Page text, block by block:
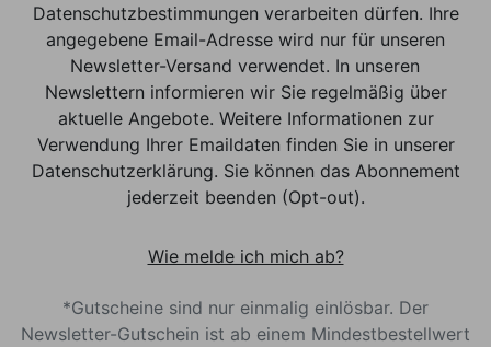
Datenschutzbestimmungen verarbeiten dürfen. Ihre
angegebene Email-Adresse wird nur für unseren
Newsletter-Versand verwendet. In unseren
Newslettern informieren wir Sie regelmäßig über
aktuelle Angebote. Weitere Informationen zur
Verwendung Ihrer Emaildaten finden Sie in unserer
Datenschutzerklärung. Sie können das Abonnement
jederzeit beenden (Opt-out).
Wie melde ich mich ab?
*Gutscheine sind nur einmalig einlösbar. Der
Newsletter-Gutschein ist ab einem Mindestbestellwert